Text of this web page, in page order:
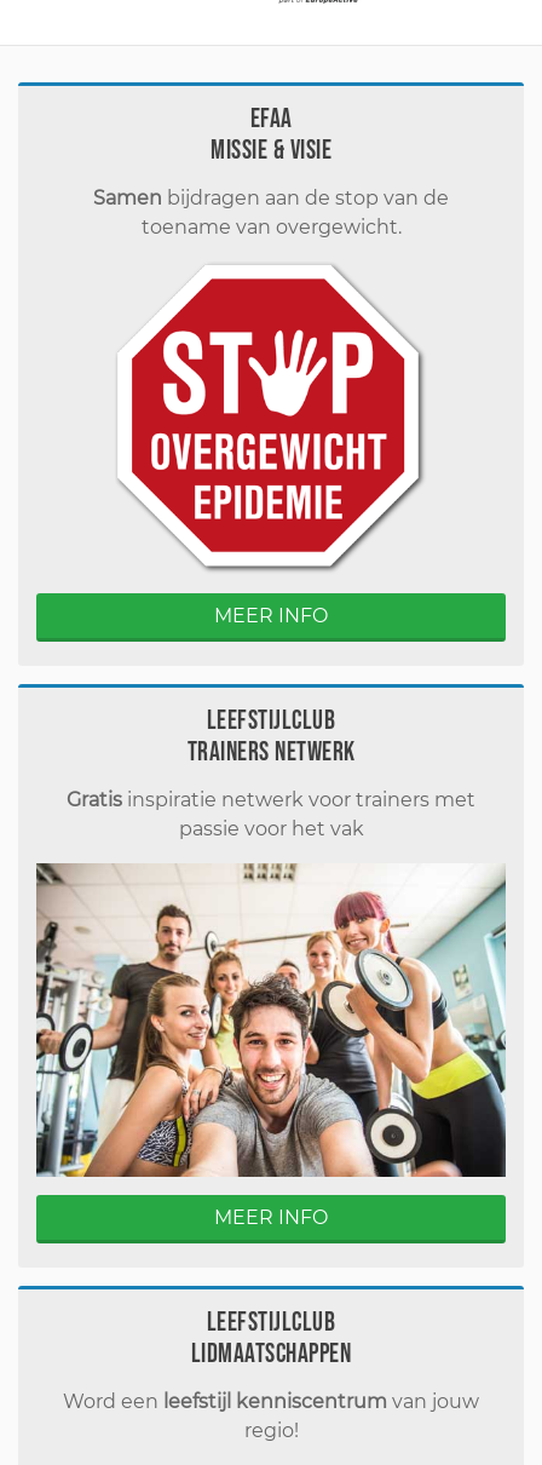
EFAA
Missie & visie
Samen bijdragen aan de stop van de
toename van overgewicht.
MEER INFO
Leefstijlclub
Trainers Netwerk
Gratis inspiratie netwerk voor trainers met
passie voor het vak
MEER INFO
Leefstijlclub
Lidmaatschappen
Word een leefstijl kenniscentrum van jouw
regio!